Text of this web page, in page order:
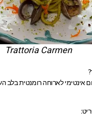
Trattoria Carmen
לארוחה רומנטית בלב